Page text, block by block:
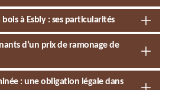
à Esbly : ses particularités
d’un prix de ramonage de
: une obligation légale dans